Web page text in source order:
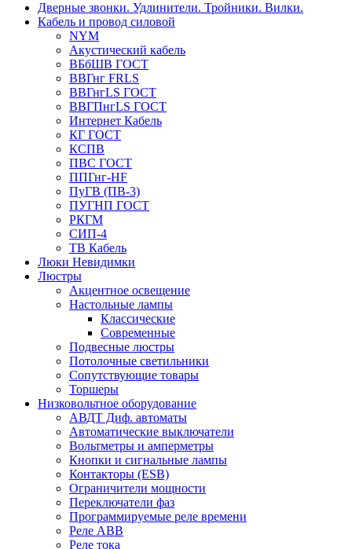
Дверные звонки. Удлинители. Тройники. Вилки.
Кабель и провод силовой
NYM
Акустический кабель
ВБбШВ ГОСТ
ВВГнг FRLS
ВВГнгLS ГОСТ
ВВГПнгLS ГОСТ
Интернет Кабель
КГ ГОСТ
КСПВ
ПВС ГОСТ
ППГнг-HF
ПуГВ (ПВ-3)
ПУГНП ГОСТ
РКГМ
СИП-4
ТВ Кабель
Люки Невидимки
Люстры
Акцентное освещение
Настольные лампы
Классические
Современные
Подвесные люстры
Потолочные светильники
Сопутствующие товары
Торшеры
Низковольтное оборудование
АВДT Диф. автоматы
Автоматические выключатели
Вольтметры и амперметры
Кнопки и сигнальные лампы
Контакторы (ESB)
Ограничители мощности
Переключатели фаз
Программируемые реле времени
Реле ABB
Реле тока